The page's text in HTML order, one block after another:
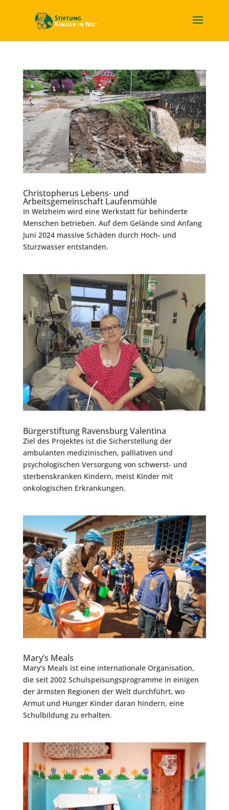
Christopherus Lebens- und
Arbeitsgemeinschaft Laufenmühle
In Welzheim wird eine Werkstatt für behinderte
Menschen betrieben. Auf dem Gelände sind Anfang
Juni 2024 massive Schäden durch Hoch- und
Sturzwasser entstanden.
Bürgerstiftung Ravensburg Valentina
Ziel des Projektes ist die Sicherstellung der
ambulanten medizinischen, palliativen und
psychologischen Versorgung von schwerst- und
sterbenskranken Kindern, meist Kinder mit
onkologischen Erkrankungen.
Mary’s Meals
Mary’s Meals ist eine internationale Organisation,
die seit 2002 Schulspeisungsprogramme in einigen
der ärmsten Regionen der Welt durchführt, wo
Armut und Hunger Kinder daran hindern, eine
Schulbildung zu erhalten.